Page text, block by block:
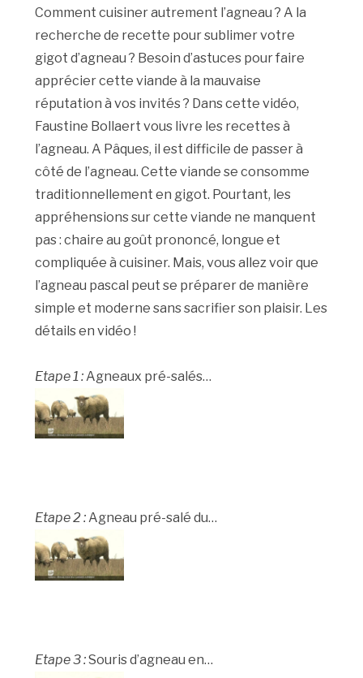
Comment cuisiner autrement l’agneau ? A la
recherche de recette pour sublimer votre
gigot d’agneau ? Besoin d’astuces pour faire
apprécier cette viande à la mauvaise
réputation à vos invités ? Dans cette vidéo,
Faustine Bollaert vous livre les recettes à
l’agneau. A Pâques, il est difficile de passer à
côté de l’agneau. Cette viande se consomme
traditionnellement en gigot. Pourtant, les
appréhensions sur cette viande ne manquent
pas : chaire au goût prononcé, longue et
compliquée à cuisiner. Mais, vous allez voir que
l’agneau pascal peut se préparer de manière
simple et moderne sans sacrifier son plaisir. Les
détails en vidéo !
Etape 1 :Agneaux pré-salés…
Etape 2 :Agneau pré-salé du…
Etape 3 :Souris d’agneau en…